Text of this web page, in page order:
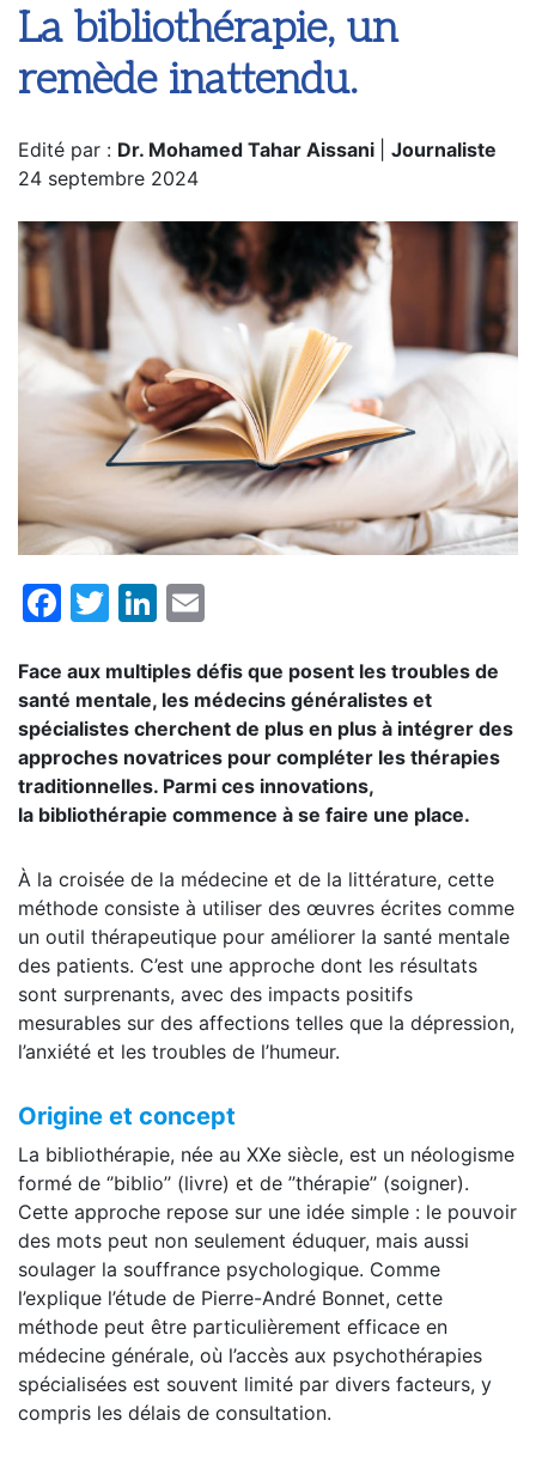
La bibliothérapie, un
remède inattendu.
Edité par : Dr. Mohamed Tahar Aissani
Journaliste
24 septembre 2024
Facebook
TwitterLinkedIn
Face aux multiples défis que posent les troubles de
santé mentale, les médecins généralistes et
spécialistes cherchent de plus en plus à intégrer des
approches novatrices pour compléter les thérapies
traditionnelles. Parmi ces innovations,
la bibliothérapie commence à se faire une place.
À la croisée de la médecine et de la littérature, cette
méthode consiste à utiliser des œuvres écrites comme
un outil thérapeutique pour améliorer la santé mentale
des patients. C’est une approche dont les résultats
sont surprenants, avec des impacts positifs
mesurables sur des affections telles que la dépression,
l’anxiété et les troubles de l’humeur.
Origine et concept
La bibliothérapie, née au XXe siècle, est un néologisme
formé de ‘’biblio’’ (livre) et de ’’thérapie’’ (soigner).
Cette approche repose sur une idée simple : le pouvoir
des mots peut non seulement éduquer, mais aussi
soulager la souffrance psychologique. Comme
l’explique l’étude de Pierre-André Bonnet, cette
méthode peut être particulièrement efficace en
médecine générale, où l’accès aux psychothérapies
spécialisées est souvent limité par divers facteurs, y
compris les délais de consultation.